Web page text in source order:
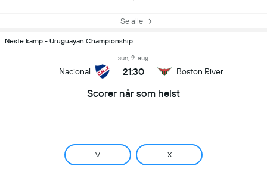
Se alle
Neste kamp - Uruguayan Championship
Nacional
sun, 9. aug.
21:30 Boston River
Scorer når som helst
V X